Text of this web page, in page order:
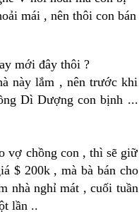
mái , nên thôi con bán
mới đây thôi ?
này lắm , nên trước khi
Dì Dượng con bịnh ...
vợ chồng con , thì sẽ giữ
$ 200k , mà bà bán cho
nhà nghỉ mát , cuối tuần
lần ..